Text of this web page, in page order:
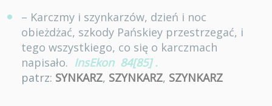
– Karczmy i szynkarzów, dzień i noc
obieżdżać, szkody Pańskiey przestrzegać, i
tego wszystkiego, co się o karczmach
napisało. InsEkon 84[85] .
patrz: SYNKARZ, SZYNKARZ, SZYNKARZ